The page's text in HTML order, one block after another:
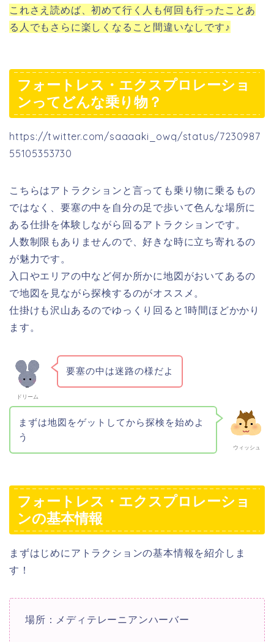
これさえ読めば、初めて行く人も何回も行ったことあ
る人でもさらに楽しくなること間違いなしです♪
フォートレス・エクスプロレーショ
ンってどんな乗り物？
https://twitter.com/saaaaki_owq/status/7230987
55105353730
こちらはアトラクションと言っても乗り物に乗るもの
ではなく、要塞の中を自分の足で歩いて色んな場所に
ある仕掛を体験しながら回るアトラクションです。
人数制限もありませんので、好きな時に立ち寄れるの
が魅力です。
入口やエリアの中など何か所かに地図がおいてあるの
で地図を見ながら探検するのがオススメ。
仕掛けも沢山あるのでゆっくり回ると1時間ほどかかり
ます。
ドリーム
要塞の中は迷路の様だよ
ウィッシュ
まずは地図をゲットしてから探検を始めよ
う
フォートレス・エクスプロレーショ
ンの基本情報
まずはじめにアトラクションの基本情報を紹介しま
す！
場所：メディテレーニアンハーバー